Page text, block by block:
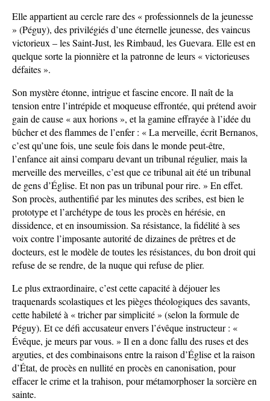
Elle appartient au cercle rare des « professionnels de la jeunesse
» (Péguy), des privilégiés d’une éternelle jeunesse, des vaincus
victorieux – les Saint-Just, les Rimbaud, les Guevara. Elle est en
quelque sorte la pionnière et la patronne de leurs « victorieuses
défaites ».
Son mystère étonne, intrigue et fascine encore. Il naît de la
tension entre l’intrépide et moqueuse effrontée, qui prétend avoir
gain de cause « aux horions », et la gamine effrayée à l’idée du
bûcher et des flammes de l’enfer : « La merveille, écrit Bernanos,
c’est qu’une fois, une seule fois dans le monde peut-être,
l’enfance ait ainsi comparu devant un tribunal régulier, mais la
merveille des merveilles, c’est que ce tribunal ait été un tribunal
de gens d’Église. Et non pas un tribunal pour rire. » En effet.
Son procès, authentifié par les minutes des scribes, est bien le
prototype et l’archétype de tous les procès en hérésie, en
dissidence, et en insoumission. Sa résistance, la fidélité à ses
voix contre l’imposante autorité de dizaines de prêtres et de
docteurs, est le modèle de toutes les résistances, du bon droit qui
refuse de se rendre, de la nuque qui refuse de plier.
Le plus extraordinaire, c’est cette capacité à déjouer les
traquenards scolastiques et les pièges théologiques des savants,
cette habileté à « tricher par simplicité » (selon la formule de
Péguy). Et ce défi accusateur envers l’évêque instructeur : «
Évêque, je meurs par vous. » Il en a donc fallu des ruses et des
arguties, et des combinaisons entre la raison d’Église et la raison
d’État, de procès en nullité en procès en canonisation, pour
effacer le crime et la trahison, pour métamorphoser la sorcière en
sainte.